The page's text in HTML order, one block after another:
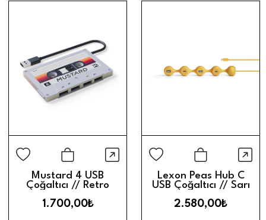
Sepete Ekle
Hızlı Görünüm
Mustard 4 USB
Çoğaltıcı // Retro
1.700,00₺
Sepete
Lexon Peas Hub C
USB Çoğaltıcı // Sarı
2.580,00₺